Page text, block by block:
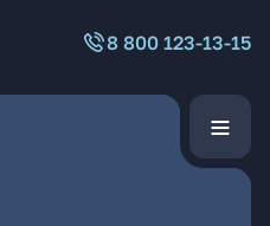
8 800 123-13-15